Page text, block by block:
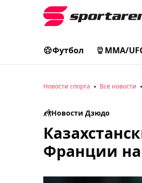
Футбол MMA/
Новости спорта Все новости
Новости Дзюдо
Франции на